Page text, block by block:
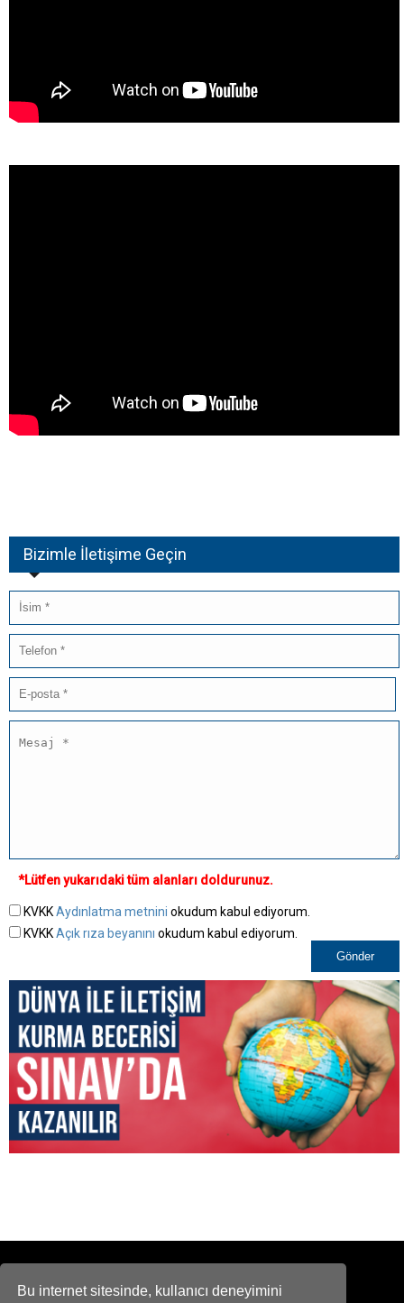
Bu internet sitesinde, kullanıcı deneyimini
Bizimle İletişime Geçin
*Lütfen yukarıdaki tüm alanları doldurunuz.
KVKKAydınlatma metnini okudum kabul ediyorum.
KVKKAçık rıza beyanını okudum kabul ediyorum.